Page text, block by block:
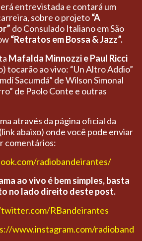
entrevistada e contará um
sobre o projeto“A
do Consulado Italiano em São
“Retratos em Bossa & Jazz”.
Mafalda Minnozzi e Paul Ricci
tocarão ao vivo: “Un Altro Addio”
Sacumdá” de Wilson Simonal
de Paolo Conte e outras
através da página oficial da
abaixo) onde você pode enviar
comentários:
radiobandeirantes/
ao vivo é bem simples, basta
no lado direito deste post.
RBandeirantes
www.instagram.com/radioband